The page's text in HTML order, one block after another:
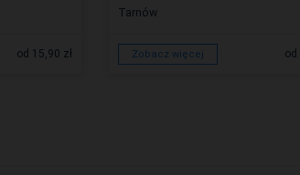
od 15,90 zł
Tarnów
Zobacz więcej od